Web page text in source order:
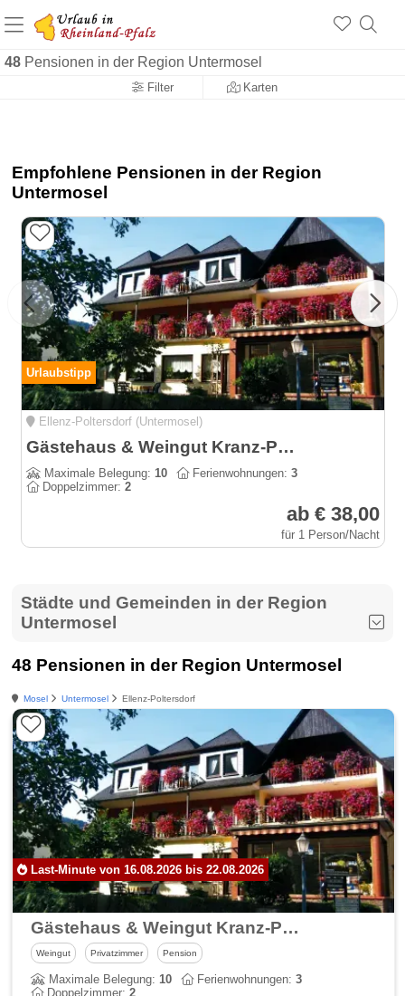
48 Pensionen in der Region Untermosel
Filter Karten
+1.500 Unterkünfte in Rheinland-Pfalz
+1.000 Sehenswürdigkeiten
Empfohlene Pensionen in der Region
Untermosel
Urlaubstipp
Ellenz-Poltersdorf (Untermosel)
Gästehaus & Weingut Kranz-Porten an der Moselpromenade
Maximale Belegung:10 Ferienwohnungen:3
Doppelzimmer:2
ab € 38,00
für 1 Person/Nacht
Städte und Gemeinden in der Region
Untermosel
48 Pensionen in der Region Untermosel
Mosel Untermosel Ellenz-Poltersdorf
Last-Minute von 16.08.2026 bis 22.08.2026
Gästehaus & Weingut Kranz-Porten an der Moselpromenade
Weingut Privatzimmer Pension
Maximale Belegung:10 Ferienwohnungen:3
Doppelzimmer:2